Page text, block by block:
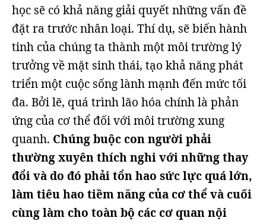
học sẽ có khả năng giải quyết những vấn đề
đặt ra trước nhân loại. Thí dụ, sẽ biến hành
tinh của chúng ta thành một môi trường lý
trưởng về mặt sinh thái, tạo khả năng phát
triển một cuộc sống lành mạnh đến mức tối
đa. Bởi lẽ, quá trình lão hóa chính là phản
ứng của cơ thể đối với môi trường xung
quanh. Chúng buộc con người phải
thường xuyên thích nghi với những thay
đổi và do đó phải tổn hao sức lực quá lớn,
làm tiêu hao tiềm năng của cơ thể và cuối
cùng làm cho toàn bộ các cơ quan nội